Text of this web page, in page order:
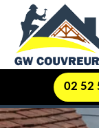
02 52